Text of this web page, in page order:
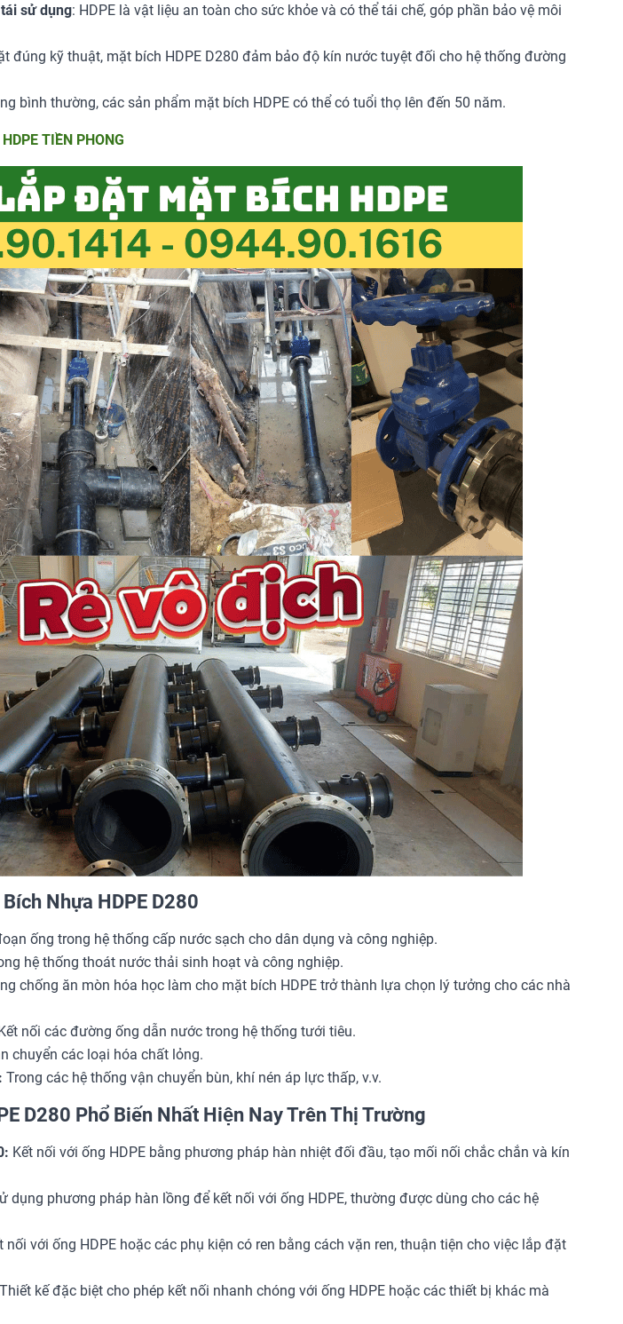
sử dụng: HDPE là vật liệu an toàn cho sức khỏe và có thể tái chế, góp phần bảo vệ môi
đúng kỹ thuật, mặt bích HDPE D280 đảm bảo độ kín nước tuyệt đối cho hệ thống đường
bình thường, các sản phẩm mặt bích HDPE có thể có tuổi thọ lên đến 50 năm.
TIỀN PHONG
Nhựa HDPE D280
ống trong hệ thống cấp nước sạch cho dân dụng và công nghiệp.
hệ thống thoát nước thải sinh hoạt và công nghiệp.
chống ăn mòn hóa học làm cho mặt bích HDPE trở thành lựa chọn lý tưởng cho các nhà
nối các đường ống dẫn nước trong hệ thống tưới tiêu.
chuyển các loại hóa chất lỏng.
Trong các hệ thống vận chuyển bùn, khí nén áp lực thấp, v.v.
D280 Phổ Biến Nhất Hiện Nay Trên Thị Trường
Kết nối với ống HDPE bằng phương pháp hàn nhiệt đối đầu, tạo mối nối chắc chắn và kín
dụng phương pháp hàn lồng để kết nối với ống HDPE, thường được dùng cho các hệ
nối với ống HDPE hoặc các phụ kiện có ren bằng cách vặn ren, thuận tiện cho việc lắp đặt
Thiết kế đặc biệt cho phép kết nối nhanh chóng với ống HDPE hoặc các thiết bị khác mà